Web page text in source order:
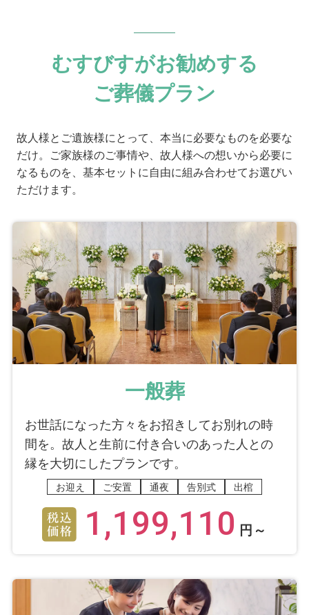
お問い合わせ対応 5
事前相談 5
ご葬儀当日の対応 5
ご葬儀担当者
大淵 駿介
むすびすがお勧めする
ご葬儀プラン
故人様とご遺族様にとって、本当に必要なものを必要な
だけ。ご家族様のご事情や、故人様への想いから必要に
なるものを、基本セットに自由に組み合わせてお選びい
ただけます。
一般葬
お世話になった方々をお招きしてお別れの時
間を。故人と生前に付き合いのあった人との
縁を大切にしたプランです。
お迎え ご安置 通夜 告別式 出棺
1,199,110 円～